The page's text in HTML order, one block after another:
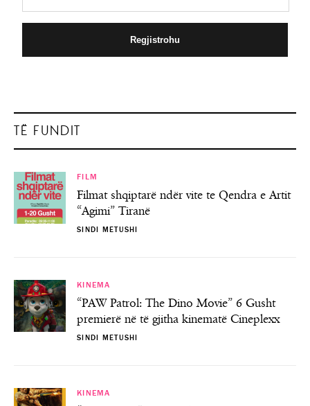
TË FUNDIT
FILM
Filmat shqiptarë ndër vite te Qendra e Artit
“Agimi” Tiranë
SINDI METUSHI
KINEMA
“PAW Patrol: The Dino Movie” 6 Gusht
premierë në të gjitha kinematë Cineplexx
SINDI METUSHI
KINEMA